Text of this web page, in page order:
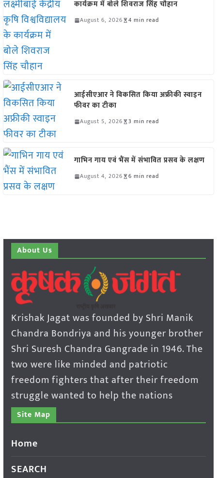
कार्यक्रम में बोले शिवराज सिंह चौहान
August 6, 2026 4 min read
आईसीएआर ने विकसित किया अफ्रीकी स्वाइन
फीवर का टीका
August 5, 2026 3 min read
गाभिन गाय एवं भैंस में संभावित प्रसव के लक्षण
August 4, 2026 6 min read
About Us
Krishak Jagat was founded by Shri Manik
Chandra Bondriya and his younger brother
Shri Suresh Chandra Gangrade in 1946. The
two were like minded and patriotic
freedom fighters that after their freedom
struggle wanted to help the nations
Site Map
Home
SEARCH